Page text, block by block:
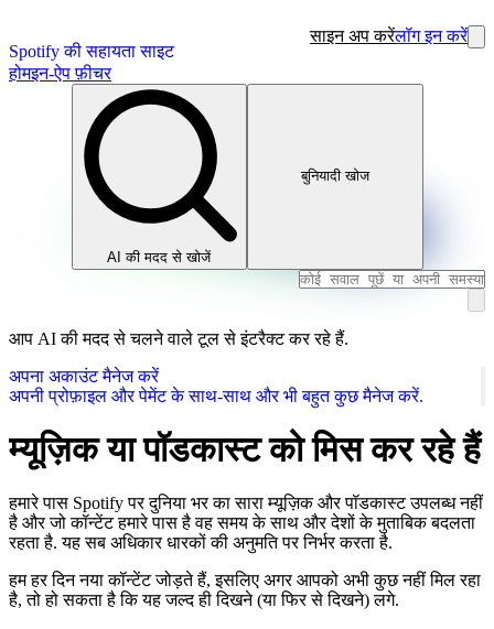
Spotify की सहायता साइट
साइन अप करेंलॉग इन करें
होमइन-ऐप फ़ीचर
AI की मदद से खोजें
बुनियादी खोज
आप AI की मदद से चलने वाले टूल से इंटरैक्ट कर रहे हैं.
अपना अकाउंट मैनेज करें
अपनी प्रोफ़ाइल और पेमेंट के साथ-साथ और भी बहुत कुछ मैनेज करें.
म्यूज़िक या पॉडकास्ट को मिस कर रहे हैं
हमारे पास Spotify पर दुनिया भर का सारा म्यूज़िक और पॉडकास्ट उपलब्ध नहीं
है और जो कॉन्टेंट हमारे पास है वह समय के साथ और देशों के मुताबिक बदलता
रहता है. यह सब अधिकार धारकों की अनुमति पर निर्भर करता है.
हम हर दिन नया कॉन्टेंट जोड़ते हैं, इसलिए अगर आपको अभी कुछ नहीं मिल रहा
है, तो हो सकता है कि यह जल्द ही दिखने (या फिर से दिखने) लगे.